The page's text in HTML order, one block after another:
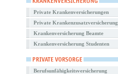
Private Krankenversicherungen
Private Krankenzusatzversicherung
Krankenversicherung Beamte
Krankenversicherung Studenten
Berufsunfähigkeitsversicherung